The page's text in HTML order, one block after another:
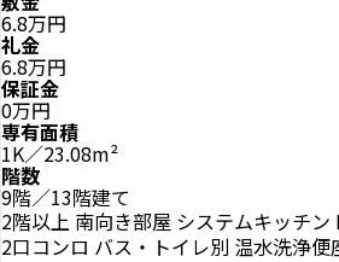
6.8万円
礼金
6.8万円
保証金
0万円
専有面積
1K／23.08m²
階数
9階／13階建て
2階以上 南向き部屋 システムキッチン
2口コンロ バス・トイレ別 温水洗浄便